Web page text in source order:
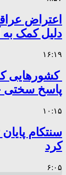
اعتراض
دلیل کمک به
۱۶:۱۹
کشورهایی
پاسخ سختی
۱۰:۱۵
سنتکام
کرد
۶:۰۵